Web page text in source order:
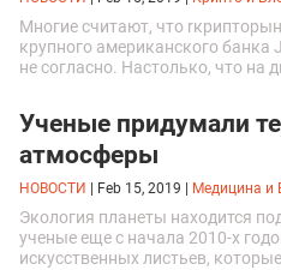
Многие считают, что
крупного американского банка
не согласно. Настолько, что на
Ученые придумали
атмосферы
НОВОСТИ Feb 15, 2019 Медицина и
Экология планеты находится
ученые еще с начала 2010-х
искусственных листьев,